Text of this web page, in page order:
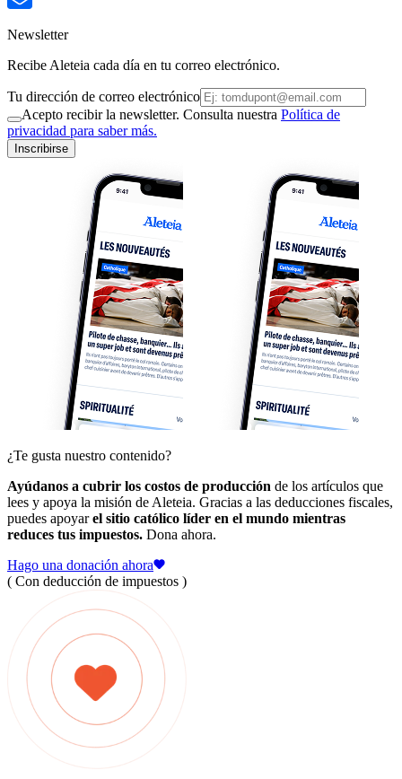
Newsletter
Recibe Aleteia cada día en tu correo electrónico.
Tu dirección de correo electrónico
Acepto recibir la newsletter. Consulta nuestra Política de
privacidad para saber más.
Inscribirse
¿Te gusta nuestro contenido?
Ayúdanos a cubrir los costos de producción de los artículos que
lees y apoya la misión de Aleteia. Gracias a las deducciones fiscales,
puedes apoyarel sitio católico líder en el mundo mientras
reduces tus impuestos. Dona ahora.
Hago una donación ahora
( Con deducción de impuestos )